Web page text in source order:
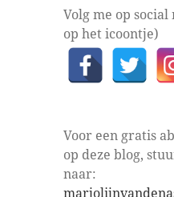
Volg me op
op het icoontje)
Voor een gratis
op deze blog,
naar: